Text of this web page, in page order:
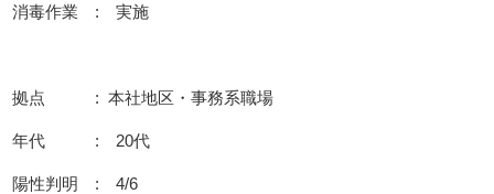
消毒作業 : 実施
拠点 : 本社地区・事務系職場
年代 : 20代
陽性判明 : 4/6